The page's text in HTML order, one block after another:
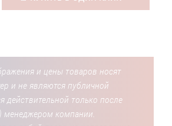
и цены товаров носят
и не являются публичной
действительной только после
менеджером компании.